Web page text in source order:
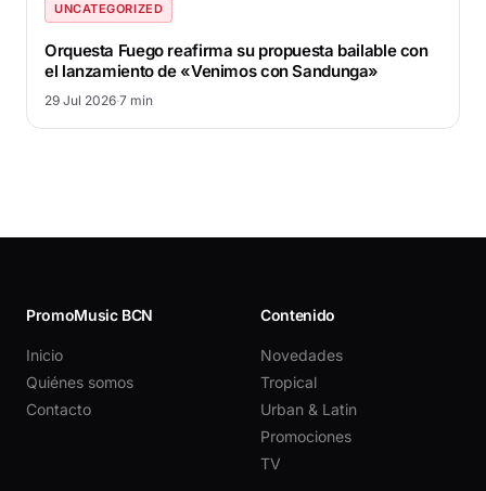
UNCATEGORIZED
Orquesta Fuego reafirma su propuesta bailable con
el lanzamiento de «Venimos con Sandunga»
29 Jul 2026·7 min
PromoMusic BCN
Inicio
Quiénes somos
Contacto
Contenido
Novedades
Tropical
Urban & Latin
Promociones
TV